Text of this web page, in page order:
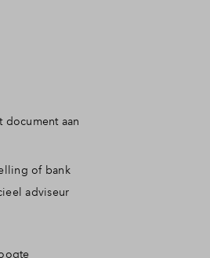
document aan
of bank
adviseur